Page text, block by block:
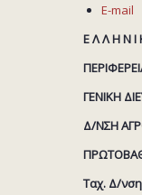
E-mail
Ε Λ Λ Η Ν
ΓΕΝΙΚΗ
Δ/ΝΣΗ
Ταχ. Δ/